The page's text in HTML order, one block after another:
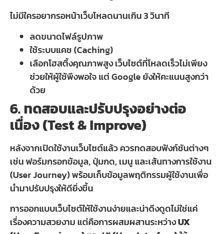
ไม่มีใครอยากรอหน้าเว็บโหลดนานเกิน 3 วินาที
ลดขนาดไฟล์รูปภาพ
ใช้ระบบแคช (Caching)
เลือกโฮสติ้งคุณภาพสูง เว็บไซต์ที่โหลดเร็วไม่เพียง
ช่วยให้ผู้ใช้พึงพอใจ แต่ Google ยังให้คะแนนสูงกว่า
ด้วย
6. ทดสอบและปรับปรุงอย่างต่อ
เนื่อง (Test & Improve)
หลังจากเปิดใช้งานเว็บไซต์แล้ว ควรทดสอบฟังก์ชันต่างๆ
เช่น ฟอร์มกรอกข้อมูล, ปุ่มกด, เมนู และเส้นทางการใช้งาน
(User Journey) พร้อมเก็บข้อมูลพฤติกรรมผู้ใช้งานเพื่อ
นำมาปรับปรุงให้ดียิ่งขึ้น
การออกแบบเว็บไซต์ให้ใช้งานง่ายและน่าดึงดูดไม่ใช่แค่
เรื่องความสวยงาม แต่คือการผสมผสานระหว่างUX